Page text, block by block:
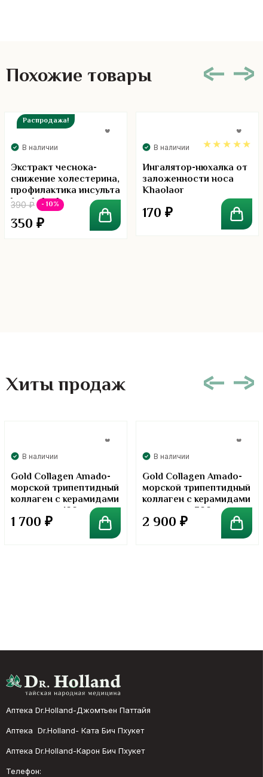
Похожие товары
Распродажа!
В наличии
Экстракт чеснока-
снижение холестерина,
профилактика инсульта
kongkaherb
390₽ - 10%
350 ₽
В наличии
5.00
Ингалятор-нюхалка от
заложенности носа
Khaolaor
170 ₽
Хиты продаж
В наличии
Gold Collagen Amado-
морской трипептидный
коллаген с керамидами
в порошке. 100 грамм
1 700 ₽
В наличии
Gold Collagen Amado-
морской трипептидный
коллаген с керамидами
в порошке. 300 грамм
2 900 ₽
Аптека Dr.Holland-Джомтьен Паттайя
Аптека Dr.Holland- Ката Бич Пхукет
Аптека Dr.Holland-Карон Бич Пхукет
Телефон: